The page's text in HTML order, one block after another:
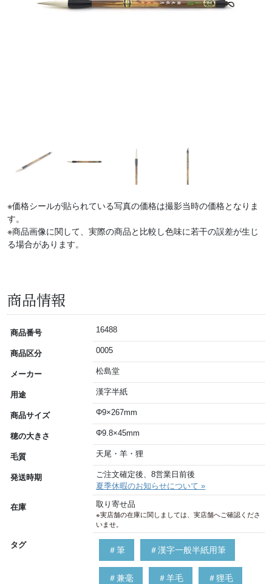
※価格シールが貼られている写真の価格は撮影当時の価格となりま
す。
※商品画像に関して、実際の商品と比較し色味に若干の誤差が生じ
る場合があります。
商品情報
商品番号 16488
商品区分 0005
メーカー 松島堂
用途 漢字半紙
商品サイズ Φ9×267mm
穂の大きさ Φ9.8×45mm
毛質 天尾・羊・狸
発送時期
ご注文確定後、8営業日前後
夏季休暇のお知らせについて »
在庫 取り寄せ品
※実店舗の在庫に関しましては、実店舗へご確認くださ
いませ。
タグ
＃筆 ＃漢字一般半紙用筆
＃兼毫 ＃羊毛 ＃狸毛